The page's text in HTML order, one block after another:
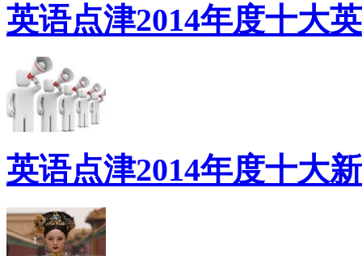
英语点津2014年度十大
英语点津2014年度十大